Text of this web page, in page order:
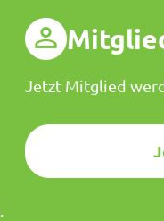
Jetzt Mitglied